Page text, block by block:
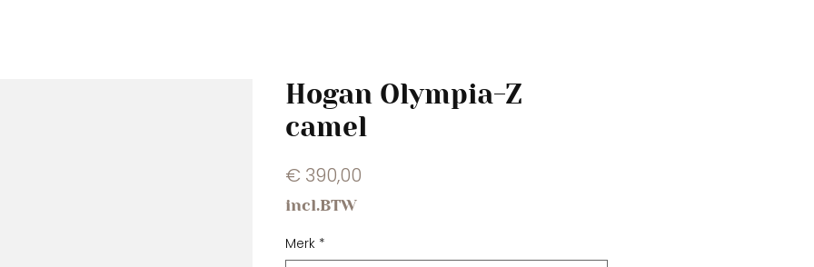
Hogan Olympia-Z
camel
€ 390,00
incl.BTW
Merk *